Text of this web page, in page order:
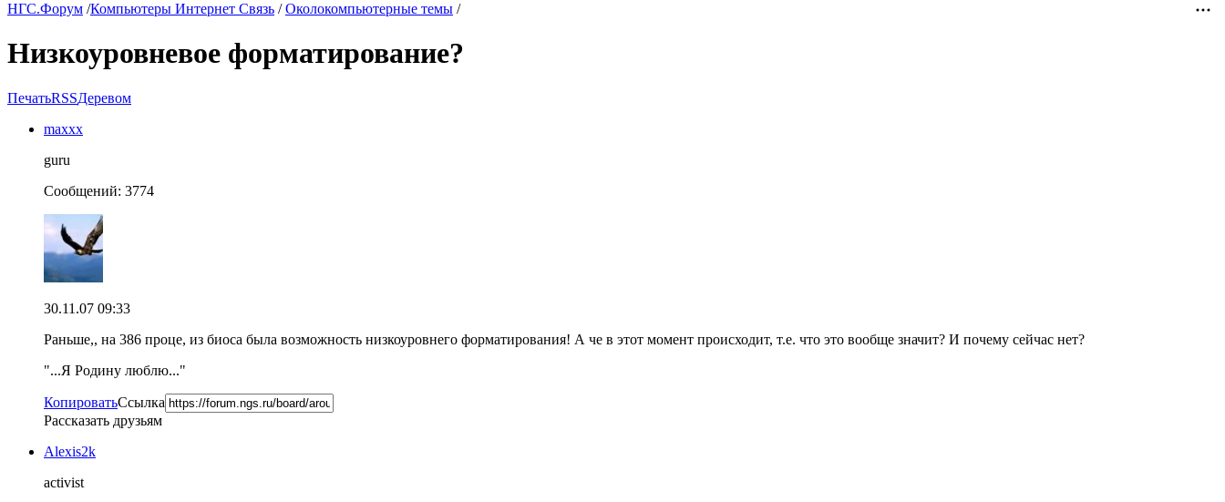
НГС.Форум /Компьютеры Интернет Связь /Околокомпьютерные темы /
Низкоуровневое форматирование?
ПечатьRSSДеревом
maxxx
guru
Сообщений: 3774
30.11.07 09:33
Раньше,, на 386 проце, из биоса была возможность низкоуровнего форматирования! А че в этот момент происходит, т.е. что это вообще значит? И почему сейчас нет?
"...Я Родину люблю..."
КопироватьСсылка
Рассказать друзьям
Alexis2k
activist